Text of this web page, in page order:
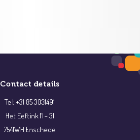
Contact details
Tel: +31 85 3031491
Het Eeftink 11 – 31
7541WH Enschede